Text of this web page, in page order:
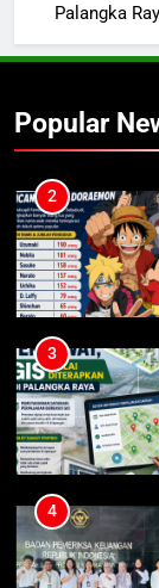
Palangka
Popular
3
4
5